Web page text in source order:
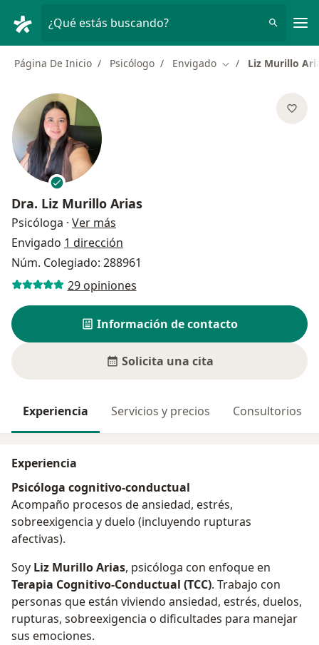
¿Qué estás buscando?
Página De Inicio Psicólogo Envigado Cambiar de ciudad
Liz Murillo
Dra. Liz Murillo Arias
Psicóloga · Ver más
Envigado 1 dirección
Núm. Colegiado: 288961
29 opiniones
Información de contacto
Solicita una cita
Experiencia Servicios y precios Consultorios
Experiencia
Psicóloga cognitivo-conductual
Acompaño procesos de ansiedad, estrés,
sobreexigencia y duelo (incluyendo rupturas
afectivas).
Soy Liz Murillo Arias, psicóloga con enfoque en
Terapia Cognitivo-Conductual (TCC). Trabajo con
personas que están viviendo ansiedad, estrés, duelos,
rupturas, sobreexigencia o dificultades para manejar
sus emociones.